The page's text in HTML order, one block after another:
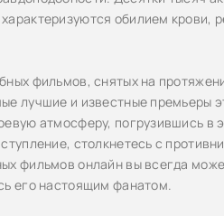
обилием крови,
фильмов, снятых на
лучшие и известные премьеры
атмосферу, погрузившись в
столкнетесь с
фильмов онлайн вы всегда
его настоящим фанатом.